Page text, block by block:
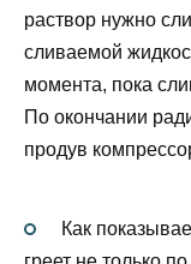
раствор нужно
сливаемой
момента, пока
По окончании
продув
Как